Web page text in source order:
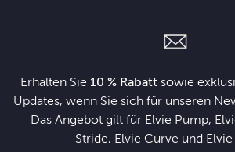
Erhalten Sie 10 % Rabattsowie
Updates, wenn Sie sich für unseren
Das Angebot gilt für Elvie Pump,
Stride, Elvie Curve und Elvie